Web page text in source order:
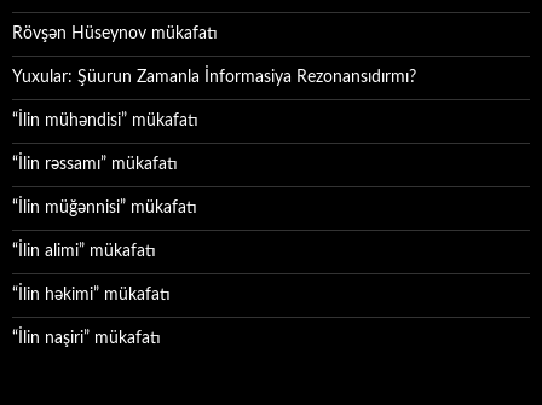
Rövşən Hüseynov mükafatı
Yuxular: Şüurun Zamanla İnformasiya Rezonansıdırmı?
“İlin mühəndisi” mükafatı
“İlin rəssamı” mükafatı
“İlin müğənnisi” mükafatı
“İlin alimi” mükafatı
“İlin həkimi” mükafatı
“İlin naşiri” mükafatı